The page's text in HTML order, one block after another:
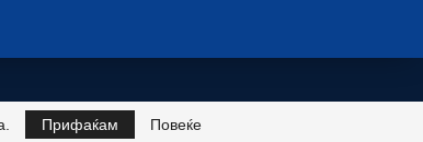
Прифаќам Повеќе